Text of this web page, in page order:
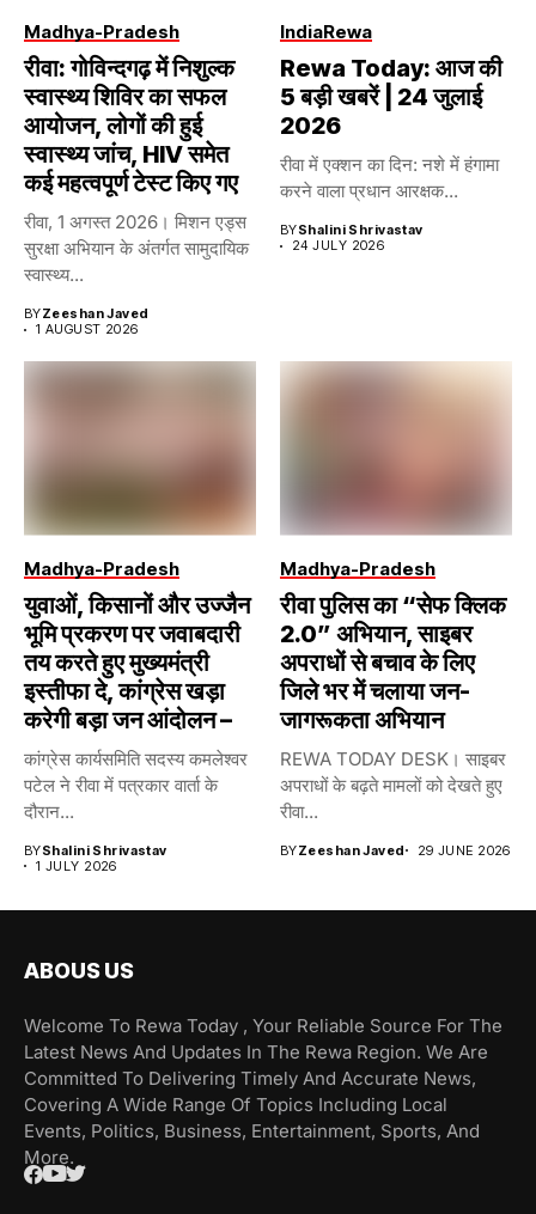
Madhya-Pradesh
रीवा: गोविन्दगढ़ में निशुल्क
स्वास्थ्य शिविर का सफल
आयोजन, लोगों की हुई
स्वास्थ्य जांच, HIV समेत
कई महत्वपूर्ण टेस्ट किए गए
रीवा, 1 अगस्त 2026। मिशन एड्स
सुरक्षा अभियान के अंतर्गत सामुदायिक
स्वास्थ्य...
BYZeeshan Javed
1 AUGUST 2026
IndiaRewa
Rewa Today: आज की
5 बड़ी खबरें | 24 जुलाई
2026
रीवा में एक्शन का दिन: नशे में हंगामा
करने वाला प्रधान आरक्षक...
BYShalini Shrivastav
24 JULY 2026
Madhya-Pradesh
युवाओं, किसानों और उज्जैन
भूमि प्रकरण पर जवाबदारी
तय करते हुए मुख्यमंत्री
इस्तीफा दे, कांग्रेस खड़ा
करेगी बड़ा जन आंदोलन –
कांग्रेस कार्यसमिति सदस्य कमलेश्वर
पटेल ने रीवा में पत्रकार वार्ता के
दौरान...
BYShalini Shrivastav
1 JULY 2026
Madhya-Pradesh
रीवा पुलिस का “सेफ क्लिक
2.0” अभियान, साइबर
अपराधों से बचाव के लिए
जिले भर में चलाया जन-
जागरूकता अभियान
REWA TODAY DESK। साइबर
अपराधों के बढ़ते मामलों को देखते हुए
रीवा...
BYZeeshan Javed 29 JUNE 2026
ABOUS US
Welcome To Rewa Today , Your Reliable Source For The
Latest News And Updates In The Rewa Region. We Are
Committed To Delivering Timely And Accurate News,
Covering A Wide Range Of Topics Including Local
Events, Politics, Business, Entertainment, Sports, And
More.